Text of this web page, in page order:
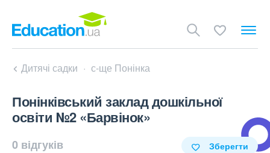
Дитячі садки с-ще Понінка
Понінківський заклад дошкільної
освіти №2 «Барвінок»
0 відгуків Зберегти